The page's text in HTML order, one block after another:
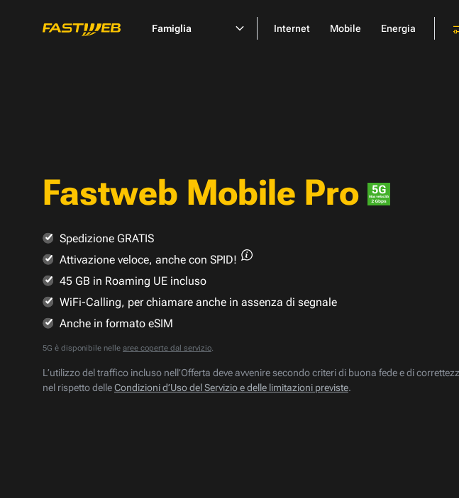
Famiglia Internet Mobile Energia
Fastweb Mobile Pro
Spedizione GRATIS
Attivazione veloce, anche con SPID!
45 GB in Roaming UE incluso
WiFi-Calling, per chiamare anche in assenza di segnale
Anche in formato eSIM
5G è disponibile nelle aree coperte dal servizio.
L’utilizzo del traffico incluso nell’Offerta deve avvenire secondo criteri di buona fede e di
nel rispetto delleCondizioni d’Uso del Servizio e delle limitazioni previste.